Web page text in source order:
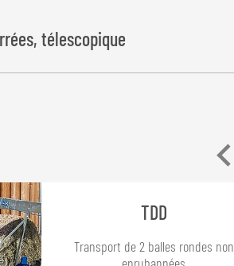
télescopique
TDD
Transport de 2 balles rondes non